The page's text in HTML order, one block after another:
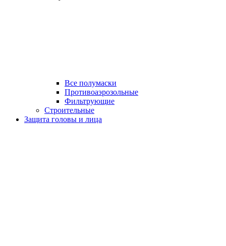
Все полумаски
Противоаэрозольные
Фильтрующие
Строительные
Защита головы и лица